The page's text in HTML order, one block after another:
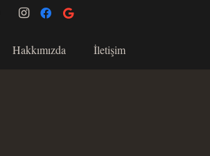
Hakkımızda İletişim